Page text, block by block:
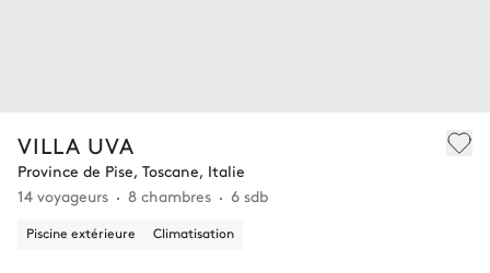
VILLA UVA
Province de Pise, Toscane, Italie
14 voyageurs
8 chambres 6 sdb
Piscine extérieure Climatisation